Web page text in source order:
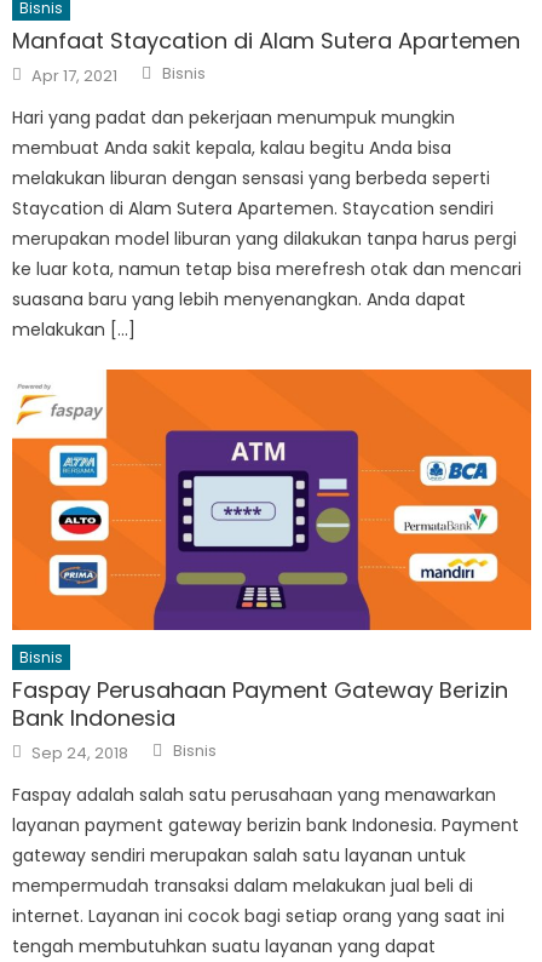
Bisnis
Manfaat Staycation di Alam Sutera Apartemen
Posted
on
Apr 17, 2021 Author
Bisnis
Hari yang padat dan pekerjaan menumpuk mungkin
membuat Anda sakit kepala, kalau begitu Anda bisa
melakukan liburan dengan sensasi yang berbeda seperti
Staycation di Alam Sutera Apartemen. Staycation sendiri
merupakan model liburan yang dilakukan tanpa harus pergi
ke luar kota, namun tetap bisa merefresh otak dan mencari
suasana baru yang lebih menyenangkan. Anda dapat
melakukan […]
Bisnis
Faspay Perusahaan Payment Gateway Berizin
Bank Indonesia
Posted
on
Sep 24, 2018 Author
Bisnis
Faspay adalah salah satu perusahaan yang menawarkan
layanan payment gateway berizin bank Indonesia. Payment
gateway sendiri merupakan salah satu layanan untuk
mempermudah transaksi dalam melakukan jual beli di
internet. Layanan ini cocok bagi setiap orang yang saat ini
tengah membutuhkan suatu layanan yang dapat